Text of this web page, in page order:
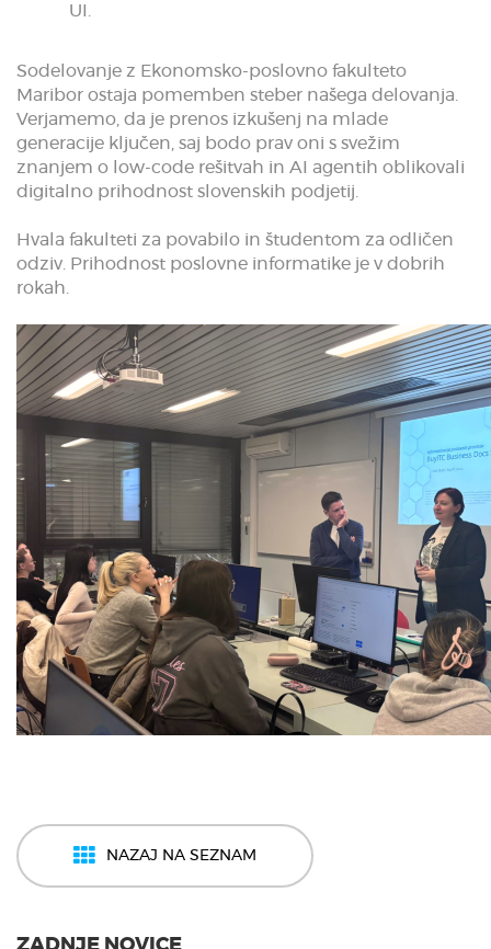
UI.
Sodelovanje z Ekonomsko-poslovno fakulteto
Maribor ostaja pomemben steber našega delovanja.
Verjamemo, da je prenos izkušenj na mlade
generacije ključen, saj bodo prav oni s svežim
znanjem o low-code rešitvah in AI agentih oblikovali
digitalno prihodnost slovenskih podjetij.
Hvala fakulteti za povabilo in študentom za odličen
odziv. Prihodnost poslovne informatike je v dobrih
rokah.
NAZAJ NA SEZNAM